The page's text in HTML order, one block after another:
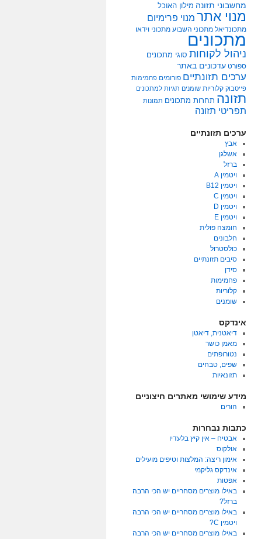
מחשבוני תזונה מילון האוכל
מנוי אתר מנוי פרימיום
מתכונדיאל מתכוני השבוע מתכוני וידאו
מתכונים
ניהול לקוחות סוגי מתכונים
ספורט עדכונים באתר
ערכים תזונתיים פורומים פחמימות
פייסבוק קלוריות שומנים תגיות למתכונים
תזונה תחרות מתכונים תמונות
תפריטי תזונה
ערכים תזונתיים
אבץ
אשלגן
ברזל
ויטמין A
ויטמין B12
ויטמין C
ויטמין D
ויטמין E
חומצה פולית
חלבונים
כולסטרול
סיבים תזונתיים
סידן
פחמימות
קלוריות
שומנים
אינדקס
דיאטנית, דיאטן
מאמן כושר
נטורופתים
שפים, טבחים
תזונאיות
מידע שימושי מאתרים חיצוניים
הורים
כתבות נבחרות
אבטיח – אין קיץ בלעדיו
אולקוס
אימון ריצה: המלצות וטיפים מועילים
אינדקס גליקמי
אפטות
באילו מוצרים מסחריים יש הכי הרבה
ברזל?
באילו מוצרים מסחריים יש הכי הרבה
ויטמין C?
באילו מוצרים מסחריים יש הכי הרבה